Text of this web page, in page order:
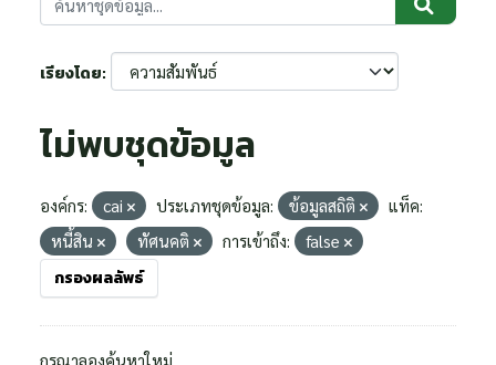
เรียงโดย
ไม่พบชุดข้อมูล
องค์กร: cai ประเภทชุดข้อมูล: ข้อมูลสถิติ
แท็ค:
หนี้สิน
ทัศนคติ การเข้าถึง: false
กรองผลลัพธ์
กรุณาลองค้นหาใหม่